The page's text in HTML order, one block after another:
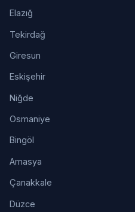
Elazığ
Tekirdağ
Giresun
Eskişehir
Niğde
Osmaniye
Bingöl
Amasya
Çanakkale
Düzce